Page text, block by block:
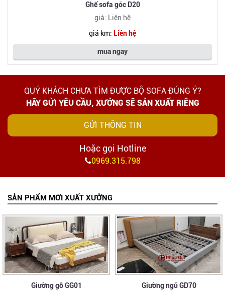
Ghế sofa góc D20
giá: Liên hệ
giá km: Liên hệ
mua ngay
QUÝ KHÁCH CHƯA TÌM ĐƯỢC BỘ SOFA ĐÚNG Ý?
HÃY GỬI YÊU CẦU, XƯỞNG SẼ SẢN XUẤT RIÊNG
GỬI THÔNG TIN
Hoặc gọi Hotline
0969.315.798
SẢN PHẨM MỚI XUẤT XƯỞNG
Giường gỗ GG01
Giường ngủ GD70